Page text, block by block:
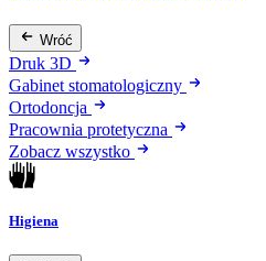
Wróć
Druk 3D
Gabinet stomatologiczny
Ortodoncja
Pracownia protetyczna
Zobacz wszystko
Higiena